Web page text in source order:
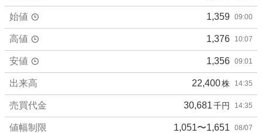
始値 1,359 09:00
高値 1,376 10:07
安値 1,356 09:01
出来高 22,400株 14:35
売買代金 30,681千円 14:35
値幅制限 1,051〜1,651 08/07